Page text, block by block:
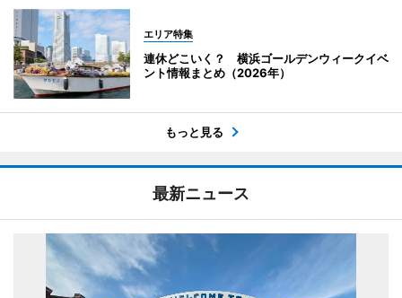
エリア特集
連休どこいく？ 横浜ゴールデンウィークイベ
ント情報まとめ（2026年）
もっと見る
最新ニュース